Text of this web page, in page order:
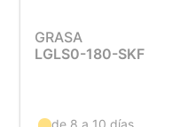
GRASA
LGLS0-180-SKF
de 8 a 10 días